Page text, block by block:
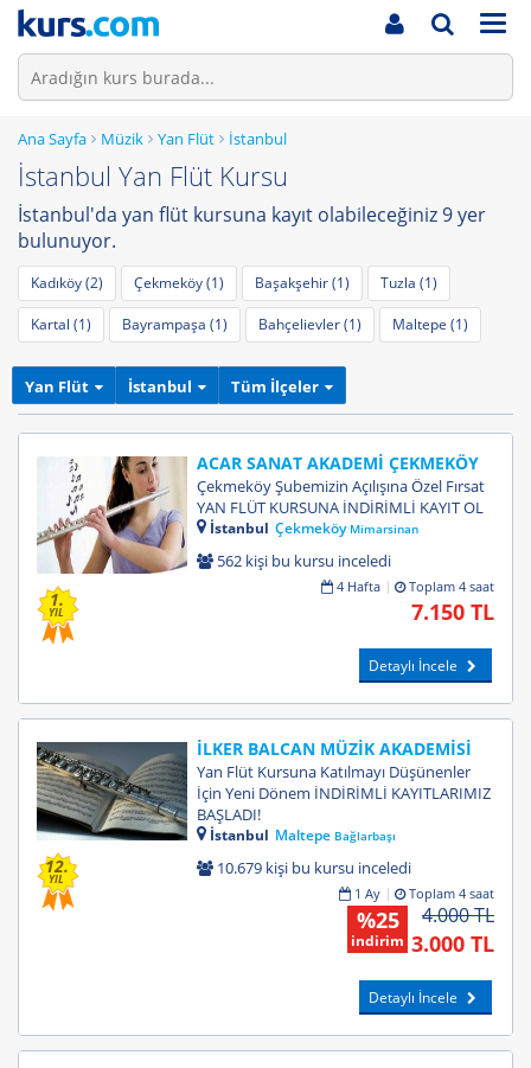
Ana Sayfa Müzik Yan Flüt İstanbul
İstanbul Yan Flüt Kursu
İstanbul'da yan flüt kursuna kayıt olabileceğiniz 9 yer
bulunuyor.
Kadıköy (2) Çekmeköy (1) Başakşehir (1) Tuzla (1)
Kartal (1) Bayrampaşa (1) Bahçelievler (1) Maltepe (1)
Yan Flüt İstanbul Tüm İlçeler
1.
YIL
ACAR SANAT AKADEMİ ÇEKMEKÖY
Çekmeköy Şubemizin Açılışına Özel Fırsat
YAN FLÜT KURSUNA İNDİRİMLİ KAYIT OL
İstanbul Çekmeköy Mimarsinan
562 kişi bu kursu inceledi
4 Hafta Toplam 4 saat
7.150 TL
Detaylı İncele
12.
YIL
İLKER BALCAN MÜZİK AKADEMİSİ
Yan Flüt Kursuna Katılmayı Düşünenler
İçin Yeni Dönem İNDİRİMLİ KAYITLARIMIZ
BAŞLADI!
İstanbul Maltepe Bağlarbaşı
10.679 kişi bu kursu inceledi
1 Ay Toplam 4 saat
4.000 TL
3.000 TL
%25
indirim
Detaylı İncele